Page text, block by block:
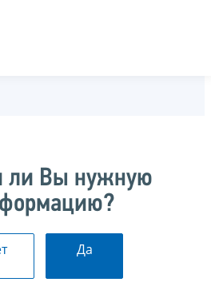
ли Вы нужную
Да